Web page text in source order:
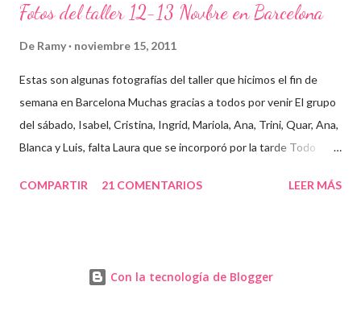
Fotos del taller 12-13 Novbre en Barcelona
De Ramy noviembre 15, 2011
Estas son algunas fotografías del taller que hicimos el fin de
semana en Barcelona Muchas gracias a todos por venir El grupo
del sábado, Isabel, Cristina, Ingrid, Mariola, Ana, Trini, Quar, Ana,
Blanca y Luis, falta Laura que se incorporó por la tarde Todo
primero un poco de teórica para tener claro lo que tenemos que
las batidoras! Cristina y Blanca Mariola... está guapa hasta con
COMPARTIR 21 COMENTARIOS LEER MÁS
Con la tecnología de Blogger